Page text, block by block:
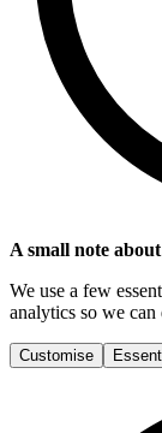
A small note
We use a few
analytics so we
Customise